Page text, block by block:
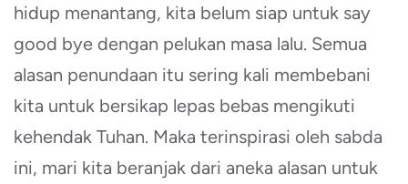
hidup menantang, kita belum siap untuk say
good bye dengan pelukan masa lalu. Semua
alasan penundaan itu sering kali membebani
kita untuk bersikap lepas bebas mengikuti
kehendak Tuhan. Maka terinspirasi oleh sabda
ini, mari kita beranjak dari aneka alasan untuk